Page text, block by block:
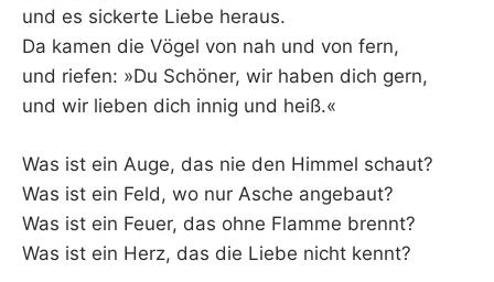
L
K
und es sickerte Liebe heraus.
Da kamen die Vögel von nah und von fern,
und riefen: »Du Schöner, wir haben dich gern,
und wir lieben dich innig und heiß.«
Was ist ein Auge, das nie den Himmel schaut?
Was ist ein Feld, wo nur Asche angebaut?
Was ist ein Feuer, das ohne Flamme brennt?
Was ist ein Herz, das die Liebe nicht kennt?